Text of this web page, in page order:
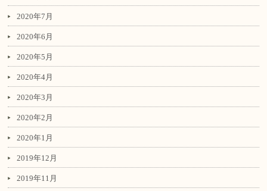
2020年7月
2020年6月
2020年5月
2020年4月
2020年3月
2020年2月
2020年1月
2019年12月
2019年11月